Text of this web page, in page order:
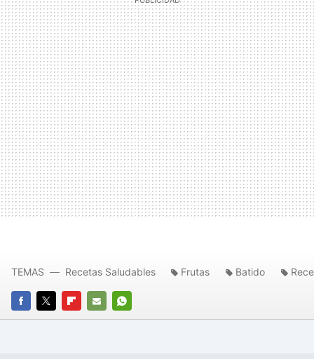
FACEBOOK
TWITTERFLIPBOARD
E-
WHATSAPP
TEMAS Recetas Saludables Frutas Batido